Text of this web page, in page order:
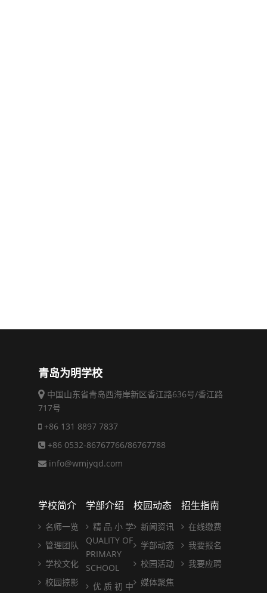
青岛为明学校
中国山东省青岛西海岸新区香江路636号/香江路
717号
+86 131 8897 7837
+86 0532-86767766/86767788
info@wmjyqd.com
学校简介
名师一览
管理团队
学校文化
校园掠影
学部介绍
精 品 小 学
QUALITY OF
PRIMARY
SCHOOL
优 质 初 中
校园动态
新闻资讯
学部动态
校园活动
媒体聚焦
招生指南
在线缴费
我要报名
我要应聘